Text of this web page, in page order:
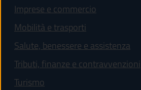
Imprese e commercio
Mobilità e trasporti
Salute, benessere e assistenza
Tributi, finanze e contravvenzioni
Turismo